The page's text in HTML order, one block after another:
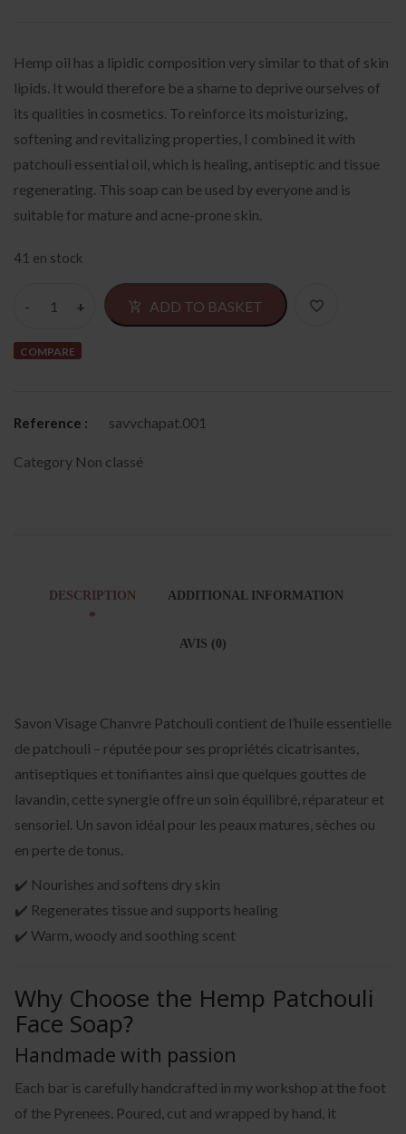
Hemp oil has a lipidic composition very similar to that of skin
lipids. It would therefore be a shame to deprive ourselves of
its qualities in cosmetics. To reinforce its moisturizing,
softening and revitalizing properties, I combined it with
patchouli essential oil, which is healing, antiseptic and tissue
regenerating. This soap can be used by everyone and is
suitable for mature and acne-prone skin.
41 en stock
ADD TO BASKET
COMPARE
Reference : savvchapat.001
Category Non classé
DESCRIPTION ADDITIONAL INFORMATION
AVIS (0)
Savon Visage Chanvre Patchouli contient de l’huile essentielle
de patchouli – réputée pour ses propriétés cicatrisantes,
antiseptiques et tonifiantes ainsi que quelques gouttes de
lavandin, cette synergie offre un soin équilibré, réparateur et
sensoriel. Un savon idéal pour les peaux matures, sèches ou
en perte de tonus.
✔️ Nourishes and softens dry skin
✔️ Regenerates tissue and supports healing
✔️ Warm, woody and soothing scent
Why Choose the Hemp Patchouli
Face Soap?
Handmade with passion
Each bar is carefully handcrafted in my workshop at the foot
of the Pyrenees. Poured, cut and wrapped by hand, it